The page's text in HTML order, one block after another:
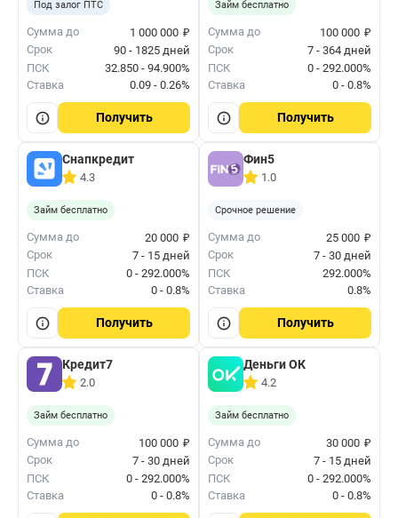
Под залог ПТС
Сумма до 1 000 000 ₽
Срок
90 - 1825 дней
ПСК
32.850 - 94.900%
Ставка
0.09 - 0.26%
Получить
Займ бесплатно
Сумма до 100 000 ₽
Срок
7 - 364 дней
ПСК
0 - 292.000%
Ставка
0 - 0.8%
Получить
Снапкредит
4.3
Займ бесплатно
Сумма до 20 000 ₽
Срок
7 - 15 дней
ПСК
0 - 292.000%
Ставка
0 - 0.8%
Получить
Фин5
1.0
Срочное решение
Сумма до 25 000 ₽
Срок
7 - 30 дней
ПСК
292.000%
Ставка
0.8%
Получить
Кредит7
2.0
Займ бесплатно
Сумма до 100 000 ₽
Срок
7 - 30 дней
ПСК
0 - 292.000%
Ставка
0 - 0.8%
Деньги ОК
4.2
Займ бесплатно
Сумма до 30 000 ₽
Срок
7 - 15 дней
ПСК
0 - 292.000%
Ставка
0 - 0.8%